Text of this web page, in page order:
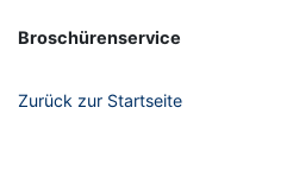
Broschürenservice
Zurück zur Startseite